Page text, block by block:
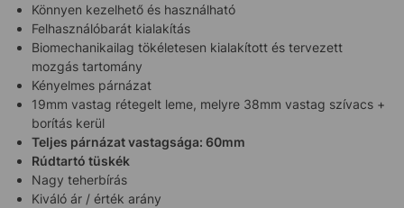
Könnyen kezelhető és használható
Felhasználóbarát kialakítás
Biomechanikailag tökéletesen kialakított és tervezett
mozgás tartomány
Kényelmes párnázat
19mm vastag rétegelt leme, melyre 38mm vastag szívacs +
borítás kerül
Teljes párnázat vastagsága: 60mm
Rúdtartó tüskék
Nagy teherbírás
Kiváló ár / érték arány